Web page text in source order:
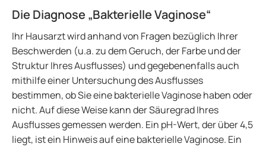
Die Diagnose „Bakterielle Vaginose“
Ihr Hausarzt wird anhand von Fragen bezüglich Ihrer
Beschwerden (u.a. zu dem Geruch, der Farbe und der
Struktur Ihres Ausflusses) und gegebenenfalls auch
mithilfe einer Untersuchung des Ausflusses
bestimmen, ob Sie eine bakterielle Vaginose haben oder
nicht. Auf diese Weise kann der Säuregrad Ihres
Ausflusses gemessen werden. Ein pH-Wert, der über 4,5
liegt, ist ein Hinweis auf eine bakterielle Vaginose. Ein